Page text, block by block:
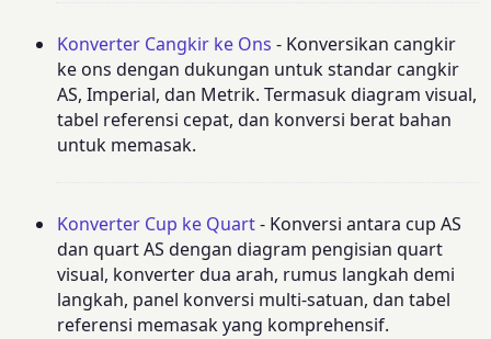
Konverter Cangkir ke Ons - Konversikan cangkir
ke ons dengan dukungan untuk standar cangkir
AS, Imperial, dan Metrik. Termasuk diagram visual,
tabel referensi cepat, dan konversi berat bahan
untuk memasak.
Konverter Cup ke Quart- Konversi antara cup AS
dan quart AS dengan diagram pengisian quart
visual, konverter dua arah, rumus langkah demi
langkah, panel konversi multi-satuan, dan tabel
referensi memasak yang komprehensif.